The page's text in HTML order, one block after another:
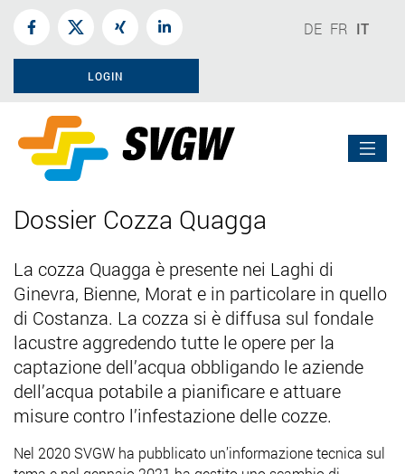
DE FR IT
LOGIN
Dossier Cozza Quagga
La cozza Quagga è presente nei Laghi di
Ginevra, Bienne, Morat e in particolare in quello
di Costanza. La cozza si è diffusa sul fondale
lacustre aggredendo tutte le opere per la
captazione dell’acqua obbligando le aziende
dell’acqua potabile a pianificare e attuare
misure contro l’infestazione delle cozze.
Nel 2020 SVGW ha pubblicato un’informazione tecnica sul